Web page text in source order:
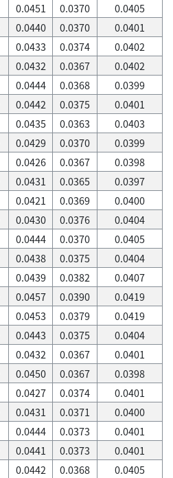
0.0451 0.0370
0.0405
0.0440 0.0370
0.0401
0.0433 0.0374
0.0402
0.0432 0.0367
0.0402
0.0444 0.0368
0.0399
0.0442 0.0375
0.0401
0.0435 0.0363
0.0403
0.0429 0.0370
0.0399
0.0426 0.0367
0.0398
0.0431 0.0365
0.0397
0.0421 0.0369
0.0400
0.0430 0.0376
0.0404
0.0444 0.0370
0.0405
0.0438 0.0375
0.0404
0.0439 0.0382
0.0407
0.0457 0.0390
0.0419
0.0453 0.0379
0.0419
0.0443 0.0375
0.0404
0.0432 0.0367
0.0401
0.0450 0.0367
0.0398
0.0427 0.0374
0.0401
0.0431 0.0371
0.0400
0.0444 0.0373
0.0401
0.0441 0.0373
0.0401
0.0442 0.0368
0.0405